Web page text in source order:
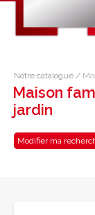
Notre catalogue /
Maison
jardin
Modifier ma